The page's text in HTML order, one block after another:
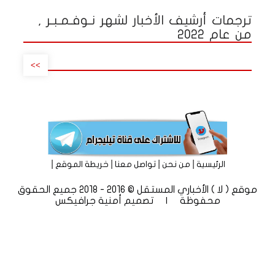
ترجمات أرشيف الأخبار لشهر نـوفـمـبـر ,
من عام 2022
>>
الرئيسية|من نحن|تواصل معنا|خريطة الموقع
موقع ( لا ) الأخباري المستقل © 2016 - 2018 جميع الحقوق
محفوظة | تصميم
أمنية جرافيكس